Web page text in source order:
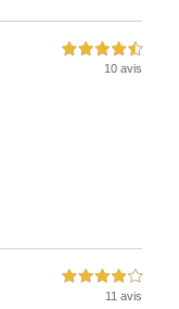
4,5 étoiles sur 5
10 avis
4,0 étoiles sur 5
11 avis